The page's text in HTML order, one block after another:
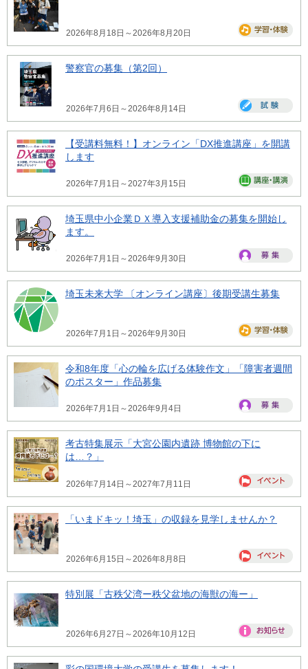
2026年8月18日～2026年8月20日
警察官の募集（第2回）
2026年7月6日～2026年8月14日
【受講料無料！】オンライン「DX推進講座」を開講
します
2026年7月1日～2027年3月15日
埼玉県中小企業ＤＸ導入支援補助金の募集を開始し
ます。
2026年7月1日～2026年9月30日
埼玉未来大学 〔オンライン講座〕後期受講生募集
2026年7月1日～2026年9月30日
令和8年度「心の輪を広げる体験作文」「障害者週間
のポスター」作品募集
2026年7月1日～2026年9月4日
考古特集展示「大宮公園内遺跡 博物館の下に
は…？」
2026年7月14日～2027年7月11日
「いまドキッ！埼玉」の収録を見学しませんか？
2026年6月15日～2026年8月8日
特別展「古秩父湾ー秩父盆地の海獣の海ー」
2026年6月27日～2026年10月12日